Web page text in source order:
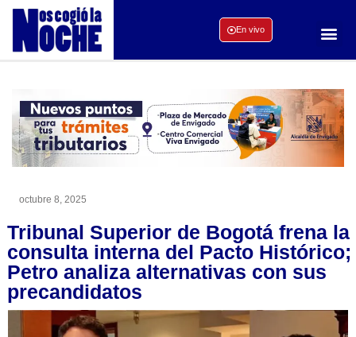
En vivo
octubre 8, 2025
Tribunal Superior de Bogotá frena la
consulta interna del Pacto Histórico;
Petro analiza alternativas con sus
precandidatos